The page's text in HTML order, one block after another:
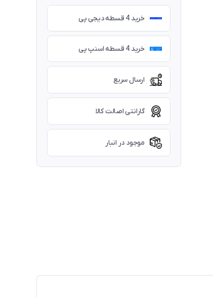
خرید 4 قسطه دیجی پی
خرید 4 قسطه اسنپ پی
ارسال سریع
گارانتی اصالت کالا
موجود در انبار